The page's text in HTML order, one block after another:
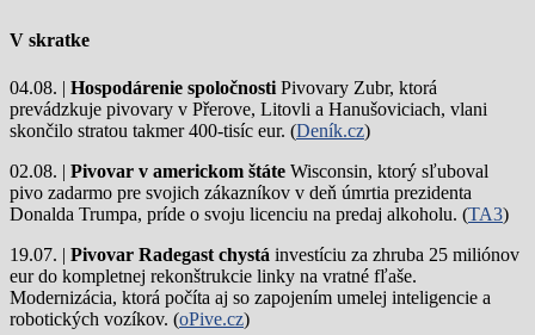
V skratke
04.08. | Hospodárenie spoločnosti Pivovary Zubr, ktorá
prevádzkuje pivovary v Přerove, Litovli a Hanušoviciach, vlani
skončilo stratou takmer 400-tisíc eur. (Deník.cz)
02.08. | Pivovar v americkom štáte Wisconsin, ktorý sľuboval
pivo zadarmo pre svojich zákazníkov v deň úmrtia prezidenta
Donalda Trumpa, príde o svoju licenciu na predaj alkoholu. (TA3)
19.07. | Pivovar Radegast chystá investíciu za zhruba 25 miliónov
eur do kompletnej rekonštrukcie linky na vratné fľaše.
Modernizácia, ktorá počíta aj so zapojením umelej inteligencie a
robotických vozíkov. (oPive.cz)